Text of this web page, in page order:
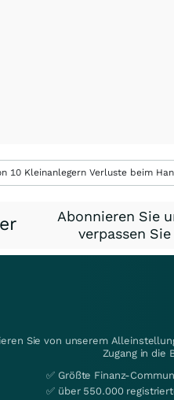
10 Kleinanlegern Verluste beim
Abonnieren Sie
verpassen
Sie von unserem
Zugang in die
✅ Größte Finanz-
✅ über 550.000